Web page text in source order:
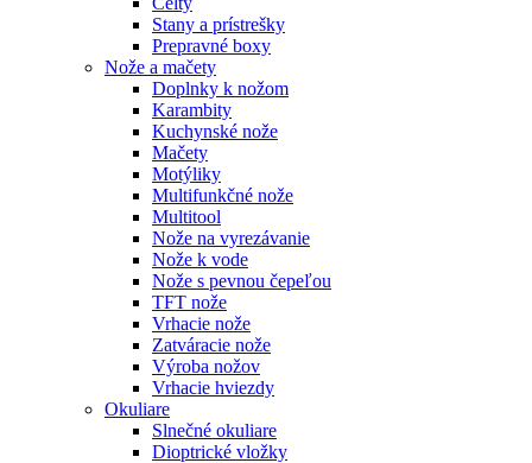
Stany a prístrešky
Prepravné boxy
Nože a mačety
Doplnky k nožom
Karambity
Kuchynské nože
Mačety
Motýliky
Multifunkčné nože
Multitool
Nože na vyrezávanie
Nože k vode
Nože s pevnou čepeľou
TFT nože
Vrhacie nože
Zatváracie nože
Výroba nožov
Vrhacie hviezdy
Okuliare
Slnečné okuliare
Dioptrické vložky